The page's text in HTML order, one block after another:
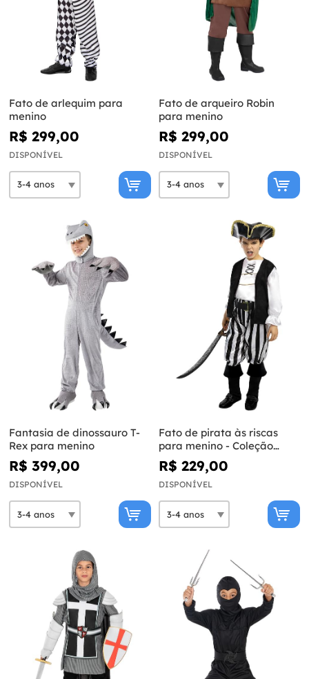
Fato de arlequim para
menino
R$ 299,00
DISPONÍVEL
Fato de arqueiro Robin
para menino
R$ 299,00
DISPONÍVEL
Fantasia de dinossauro T-
Rex para menino
R$ 399,00
DISPONÍVEL
Fato de pirata às riscas
para menino - Coleção
branca e preta
R$ 229,00
DISPONÍVEL